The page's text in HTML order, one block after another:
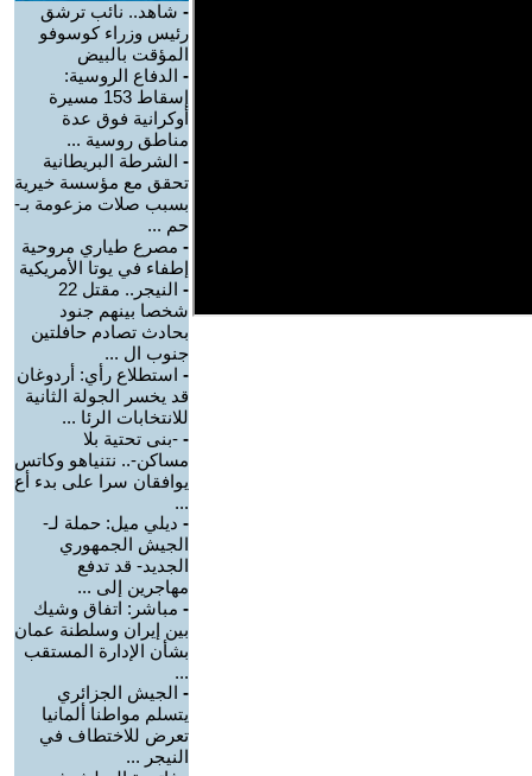
- شاهد.. نائب ترشق
رئيس وزراء كوسوفو
المؤقت بالبيض
- الدفاع الروسية:
إسقاط 153 مسيرة
أوكرانية فوق عدة
مناطق روسية ...
- الشرطة البريطانية
تحقق مع مؤسسة خيرية
بسبب صلات مزعومة بـ-
حم ...
- مصرع طياري مروحية
إطفاء في يوتا الأمريكية
-
النيجر.. مقتل 22
شخصا بينهم جنود
بحادث تصادم حافلتين
جنوب ال ...
- استطلاع رأي: أردوغان
قد يخسر الجولة الثانية
للانتخابات الرئا ...
- -بنى تحتية بلا
مساكن-.. نتنياهو وكاتس
يوافقان سرا على بدء أع
...
- ديلي ميل: حملة لـ-
الجيش الجمهوري
الجديد- قد تدفع
مهاجرين إلى ...
- مباشر: اتفاق وشيك
بين إيران وسلطنة عمان
بشأن الإدارة المستقب
...
- الجيش الجزائري
يتسلم مواطنا ألمانيا
تعرض للاختطاف في
النيجر ...